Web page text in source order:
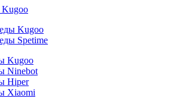
Kugoo
Kugoo
Spetime
Kugoo
Ninebot
Hiper
Xiaomi